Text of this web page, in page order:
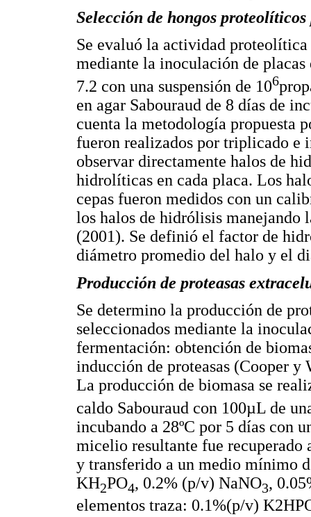
Selección de hongos
Se evaluó la actividad
mediante la inoculación de
7.2 con una suspensión de 106
en agar Sabouraud de 8 días de
cuenta la metodología propuesta
fueron realizados por triplicado e
observar directamente halos de
hidrolíticas en cada placa. Los
cepas fueron medidos con un
los halos de hidrólisis manejando
(2001). Se definió el factor de
diámetro promedio del halo y el
Producción de proteasas
Se determino la producción de
seleccionados mediante la
fermentación: obtención de
inducción de proteasas (Cooper
La producción de biomasa se
caldo Sabouraud con 100µL de
incubando a 28ºC por 5 días con
micelio resultante fue
y transferido a un medio mínimo
KH2PO4, 0.2% (p/v) NaNO3,
elementos traza: 0.1%(p/v)